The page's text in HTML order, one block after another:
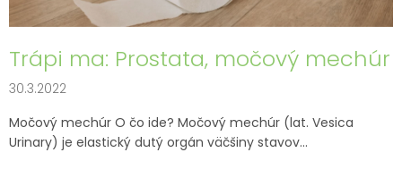
o
Trápi ma: Prostata, močový mechúr
30.3.2022
Močový mechúr O čo ide? Močový mechúr (lat. Vesica
Urinary) je elastický dutý orgán väčšiny stavov...